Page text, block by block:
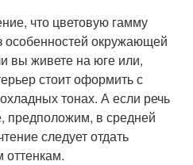
что цветовую гамму
особенностей окружающей
вы живете на юге или,
стоит оформить с
тонах. А если речь
предположим, в средней
следует отдать